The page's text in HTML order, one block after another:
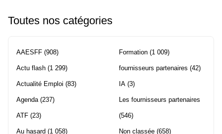
Toutes nos catégories
AAESFF (908)
Actu flash (1 299)
Actualité Emploi (83)
Agenda(237)
ATF (23)
Au hasard (1 058)
Formation (1 009)
fournisseurs partenaires (42)
IA (3)
Les fournisseurs partenaires
(546)
Non classée (658)